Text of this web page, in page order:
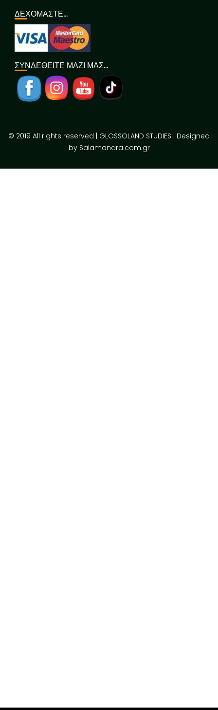
ΔΕΧΟΜΑΣΤΕ…
ΣΥΝΔΕΘΕΙΤΕ ΜΑΖΙ ΜΑΣ…
© 2019 All rights reserved | GLOSSOLAND STUDIES | Designed
by Salamandra.com.gr